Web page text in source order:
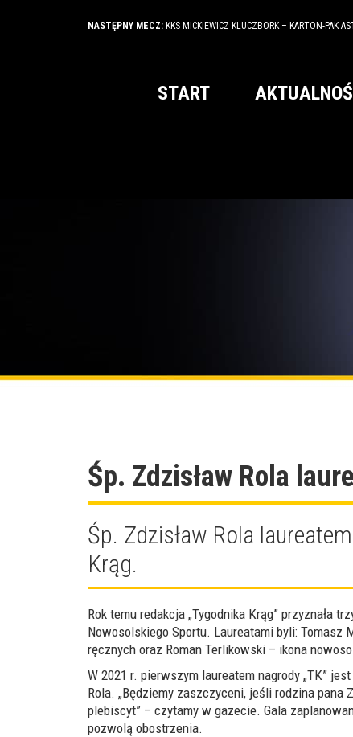
NASTĘPNY MECZ: KKS MICKIEWICZ KLUCZBORK – KARTON-PAK
START
Śp. Zdzisław Rola
Śp. Zdzisław Rola
Krąg.
Rok temu redakcja „Tygodnika Krąg” przyznała
Nowosolskiego Sportu. Laureatami byli: Tomasz
ręcznych oraz Roman Terlikowski – ikona
W 2021 r. pierwszym laureatem nagrody „TK”
Rola. „Będziemy zaszczyceni, jeśli rodzina
plebiscyt” – czytamy w gazecie. Gala
pozwolą obostrzenia.